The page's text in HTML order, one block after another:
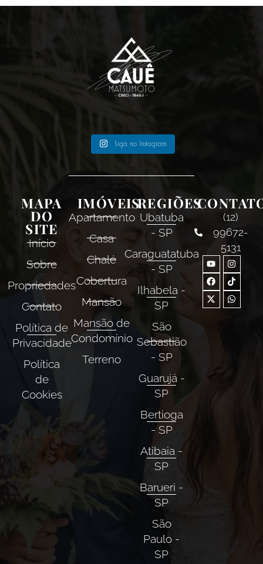
Siga no Instagram
MAPA
DO
SITE
Início
Sobre
Propriedades
Contato
Política de
Privacidade
Política
de
Cookies
IMÓVEIS
Apartamento
Casa
Chalé
Cobertura
Mansão
Mansão de
Condomínio
Terreno
REGIÕES
Ubatuba
- SP
Caraguatatuba
- SP
Ilhabela -
SP
São
Sebastião
- SP
Guarujá -
SP
Bertioga
- SP
Atibaia -
SP
Barueri -
SP
São
Paulo -
SP
(12)
99672-
5131